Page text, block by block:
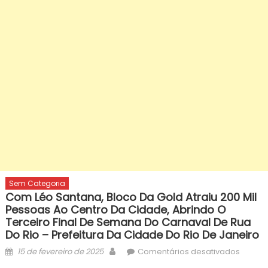
Sem Categoria
Com Léo Santana, Bloco Da Gold Atraiu 200 Mil
Pessoas Ao Centro Da Cidade, Abrindo O
Terceiro Final De Semana Do Carnaval De Rua
Do Rio – Prefeitura Da Cidade Do Rio De Janeiro
Posted
15 de fevereiro de 2025 AuthorComentários desativadosem